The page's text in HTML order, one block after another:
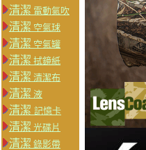
清潔 電動氣吹
清潔 空氣球
清潔 空氣罐
清潔 拭鏡紙
清潔 清潔布
清潔 液
清潔 記憶卡
清潔 光碟片
清潔 錄影帶